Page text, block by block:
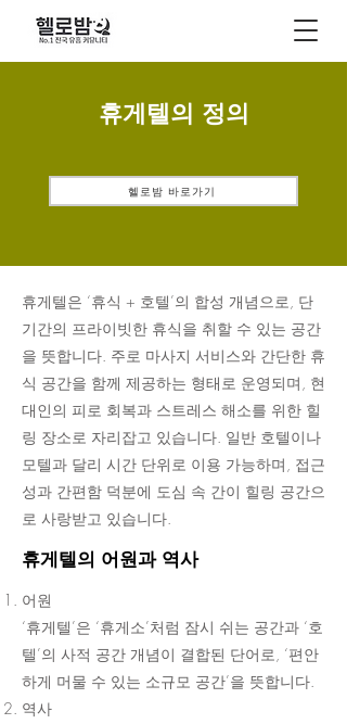
휴게텔의 정의
헬로밤 바로가기
휴게텔은 ‘휴식 + 호텔’의 합성 개념으로, 단
기간의 프라이빗한 휴식을 취할 수 있는 공간
을 뜻합니다. 주로 마사지 서비스와 간단한 휴
식 공간을 함께 제공하는 형태로 운영되며, 현
대인의 피로 회복과 스트레스 해소를 위한 힐
링 장소로 자리잡고 있습니다. 일반 호텔이나
모텔과 달리 시간 단위로 이용 가능하며, 접근
성과 간편함 덕분에 도심 속 간이 힐링 공간으
로 사랑받고 있습니다.
휴게텔의 어원과 역사
어원
‘휴게텔’은 ‘휴게소’처럼 잠시 쉬는 공간과 ‘호
텔’의 사적 공간 개념이 결합된 단어로, ‘편안
하게 머물 수 있는 소규모 공간’을 뜻합니다.
역사